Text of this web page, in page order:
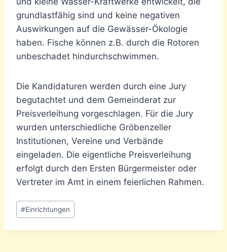
grundlastfähig sind und keine negativen
Auswirkungen auf die Gewässer-Ökologie
haben. Fische können z.B. durch die Rotoren
unbeschadet hindurchschwimmen.
Die Kandidaturen werden durch eine Jury
begutachtet und dem Gemeinderat zur
Preisverleihung vorgeschlagen. Für die Jury
wurden unterschiedliche Gröbenzeller
Institutionen, Vereine und Verbände
eingeladen. Die eigentliche Preisverleihung
erfolgt durch den Ersten Bürgermeister oder
Vertreter im Amt in einem feierlichen Rahmen.
Schlagworte:
#Einrichtungen